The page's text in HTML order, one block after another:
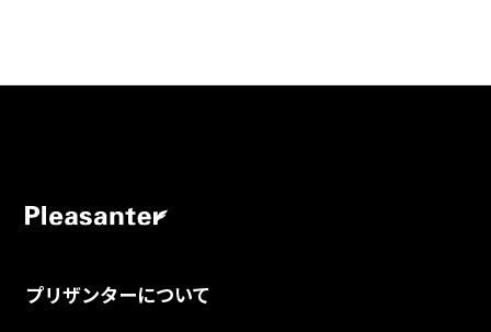
プリザンターについて